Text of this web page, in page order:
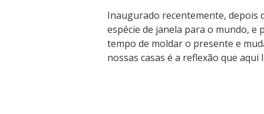
Inaugurado recentemente, depois
espécie de janela para o mundo,
tempo de moldar o presente e
nossas casas é a reflexão que